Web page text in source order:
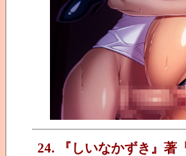
24. 『しいなかずき』著